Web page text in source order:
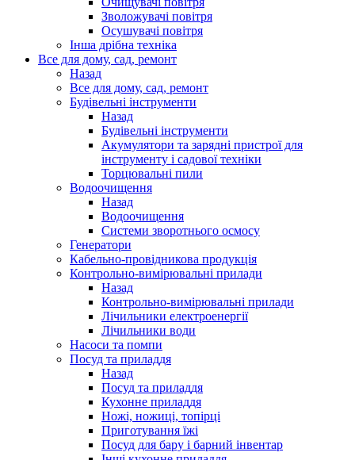
Зволожувачі повітря
Осушувачі повітря
Інша дрібна техніка
Все для дому, сад, ремонт
Назад
Все для дому, сад, ремонт
Будівельні інструменти
Назад
Будівельні інструменти
Акумулятори та зарядні пристрої для
інструменту і садової техніки
Торцювальні пили
Водоочищення
Назад
Водоочищення
Системи зворотнього осмосу
Генератори
Кабельно-провідникова продукція
Контрольно-вимірювальні прилади
Назад
Контрольно-вимірювальні прилади
Лічильники електроенергії
Лічильники води
Насоси та помпи
Посуд та приладдя
Назад
Посуд та приладдя
Кухонне приладдя
Ножі, ножиці, топірці
Приготування їжі
Посуд для бару і барний інвентар